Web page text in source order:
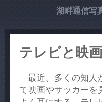
湖畔通信写
テレビと映画
最近、多くの知人
て映画やサッカーを